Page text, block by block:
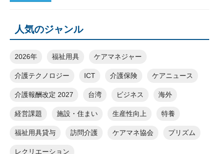
人気のジャンル
2026年 福祉用具 ケアマネジャー
介護テクノロジー ICT 介護保険 ケアニュース
介護報酬改定 2027 台湾 ビジネス 海外
経営課題 施設・住まい 生産性向上 特養
福祉用具貸与 訪問介護 ケアマネ協会 プリズム
レクリエーション